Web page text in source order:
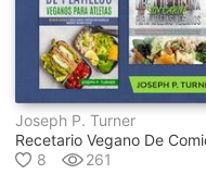
Joseph P. Turner
8
261